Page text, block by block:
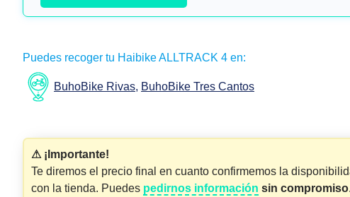
Puedes recoger tu Haibike ALLTRACK 4 en:
BuhoBike Rivas, BuhoBike Tres Cantos
⚠ ¡Importante!
Te diremos el precio final en cuanto confirmemos la
con la tienda. Puedes pedirnos información sin compromiso.